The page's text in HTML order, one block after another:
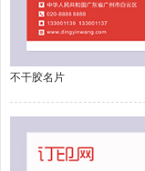
不干胶名片